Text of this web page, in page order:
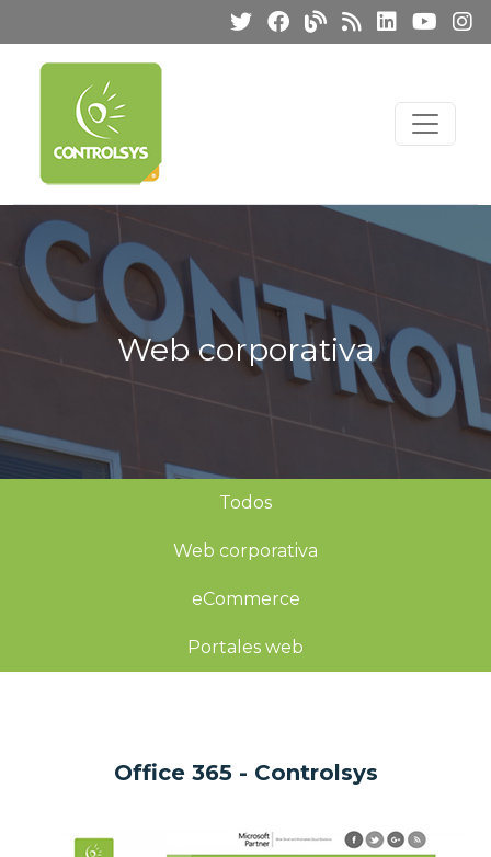
Web corporativa
Todos
Web corporativa
eCommerce
Portales web
Office 365 - Controlsys